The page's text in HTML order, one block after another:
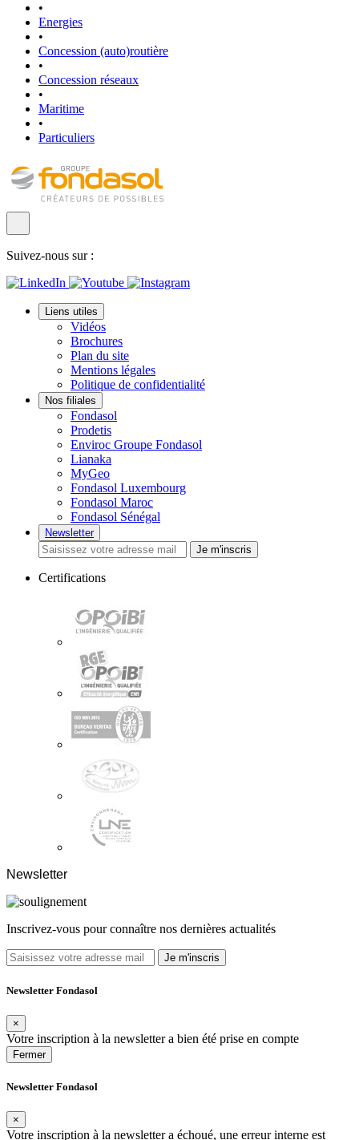
•
Energies
•
Concession (auto)routière
•
Concession réseaux
•
Maritime
•
Particuliers
Suivez-nous sur :
Liens utiles
Vidéos
Brochures
Plan du site
Mentions légales
Politique de confidentialité
Nos filiales
Fondasol
Prodetis
Enviroc Groupe Fondasol
Lianaka
MyGeo
Fondasol Luxembourg
Fondasol Maroc
Fondasol Sénégal
Newsletter
Je m'inscris
Certifications
Newsletter
Inscrivez-vous pour connaître nos dernières actualités
Je m'inscris
Newsletter Fondasol
×
Votre inscription à la newsletter a bien été prise en compte
Fermer
Newsletter Fondasol
×
Votre inscription à la newsletter a échoué, une erreur interne est